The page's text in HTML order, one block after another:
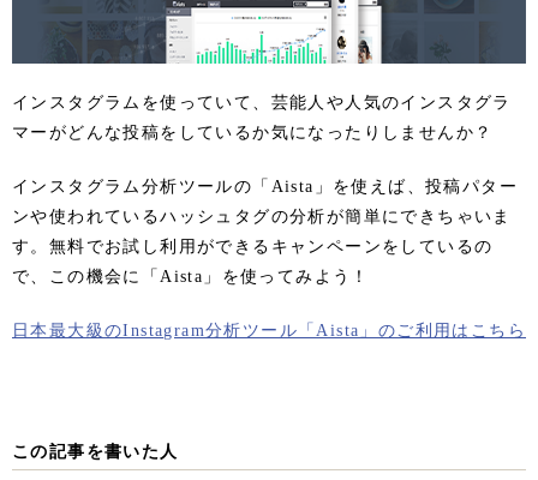
インスタグラムを使っていて、芸能人や人気のインスタグラ
マーがどんな投稿をしているか気になったりしませんか？
インスタグラム分析ツールの「Aista」を使えば、投稿パター
ンや使われているハッシュタグの分析が簡単にできちゃいま
す。無料でお試し利用ができるキャンペーンをしているの
で、この機会に「Aista」を使ってみよう！
日本最大級のInstagram分析ツール「Aista」のご利用はこちら
この記事を書いた人